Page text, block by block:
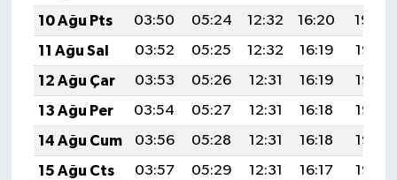
10 Ağu Pts
03:50 05:24 12:32 16:20
19:30
11 Ağu Sal
03:52 05:25 12:32 16:19
19:28
12 Ağu Çar
03:53 05:26 12:31 16:19
19:27
13 Ağu Per
03:54 05:27 12:31 16:18
19:26
14 Ağu Cum
03:56 05:28 12:31 16:18
19:25
15 Ağu Cts
03:57 05:29 12:31 16:17
19:23